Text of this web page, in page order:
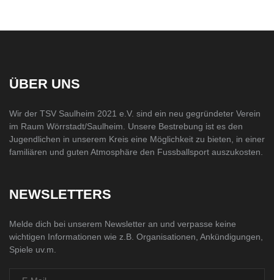
ÜBER UNS
Wir der TSV Saulheim 2021 e.V. sind ein neu gegründeter Verein
im Raum Wörrstadt/Saulheim. Unsere Bestrebung ist es den
Jugendlichen in unserem Kreis eine Möglichkeit zu bieten, in einer
familiären und guten Atmosphäre den Fussballsport auszukosten.
NEWSLETTERS
Melde dich bei unserem Newsletter an und verpasse keine
wichtigen Informationen wie z.B. Organisationen, Ankündigungen,
Spiele uv.m.